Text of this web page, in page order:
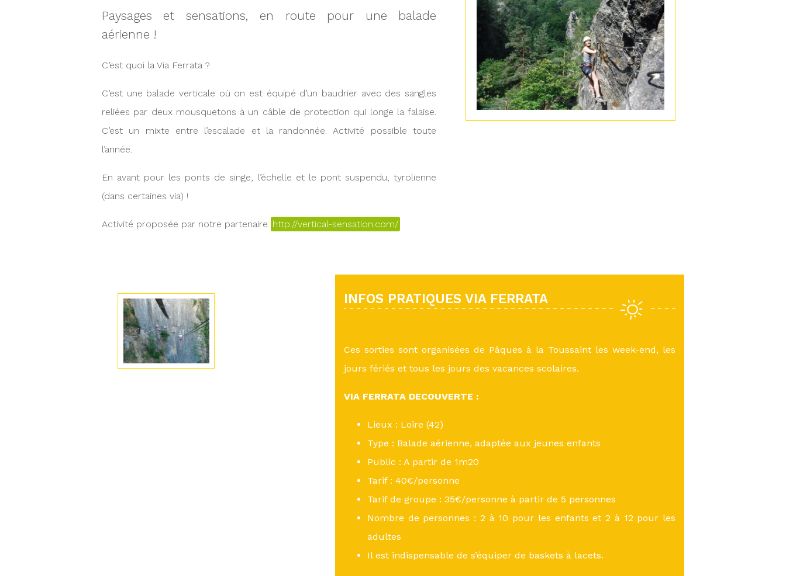
Paysages et sensations, en route pour une balade
aérienne !
C’est quoi la Via Ferrata ?
C’est une balade verticale où on est équipé d’un baudrier avec des sangles
reliées par deux mousquetons à un câble de protection qui longe la falaise.
C’est un mixte entre l’escalade et la randonnée. Activité possible toute
l’année.
En avant pour les ponts de singe, l’échelle et le pont suspendu, tyrolienne
(dans certaines via) !
Activité proposée par notre partenaire http://vertical-sensation.com/
INFOS PRATIQUES VIA FERRATA
Ces sorties sont organisées de Pâques à la Toussaint les week-end, les
jours fériés et tous les jours des vacances scolaires.
VIA FERRATA DECOUVERTE :
Lieux : Loire (42)
Type : Balade aérienne, adaptée aux jeunes enfants
Public : A partir de 1m20
Tarif : 40€/personne
Tarif de groupe : 35€/personne à partir de 5 personnes
Nombre de personnes : 2 à 10 pour les enfants et 2 à 12 pour les
adultes
Il est indispensable de s’équiper de baskets à lacets.